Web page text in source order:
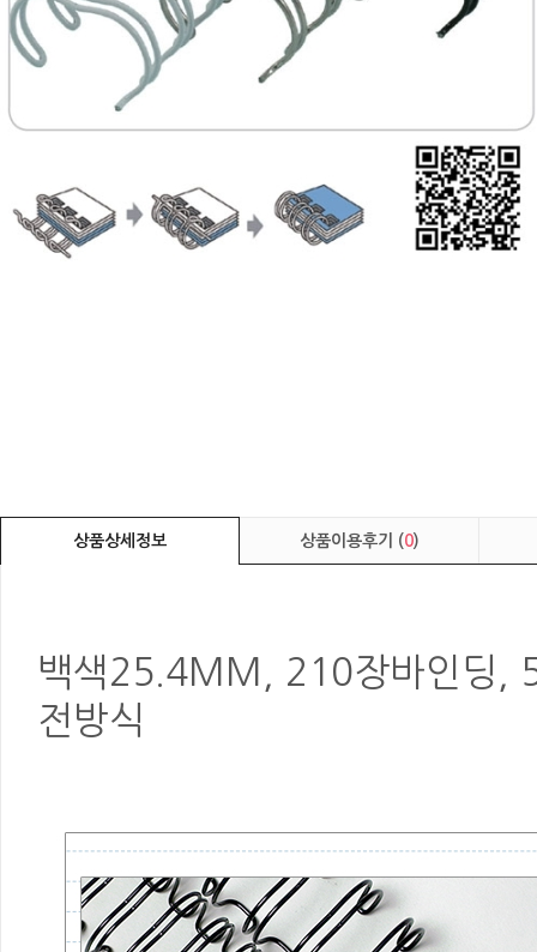
상품상세정보 상품이용후기 (0)
백색25.4MM, 210장바인딩,
전방식